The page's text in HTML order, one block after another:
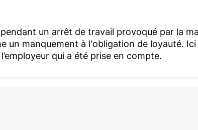
un arrêt de travail provoqué par la
un manquement à l'obligation de loyauté. Ici
qui a été prise en compte.